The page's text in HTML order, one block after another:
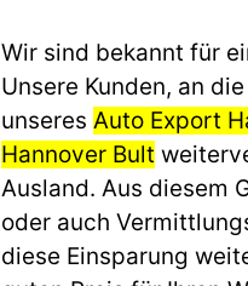
Wir sind bekannt für
Unsere Kunden, an
unseres Auto Export
Hannover Bult
Ausland. Aus diesem
oder auch
diese Einsparung